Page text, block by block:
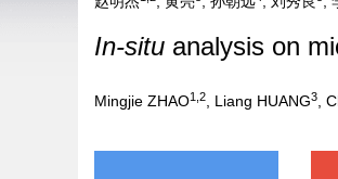
In-situ analysis on
Mingjie ZHAO1 2 , Liang HUANG3 ,